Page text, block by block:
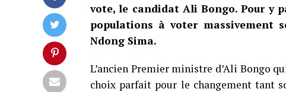
vote, le candidat Ali Bongo. Pour y
populations à voter massivement
Ndong Sima.
L’ancien Premier ministre d’Ali Bongo
choix parfait pour le changement tant